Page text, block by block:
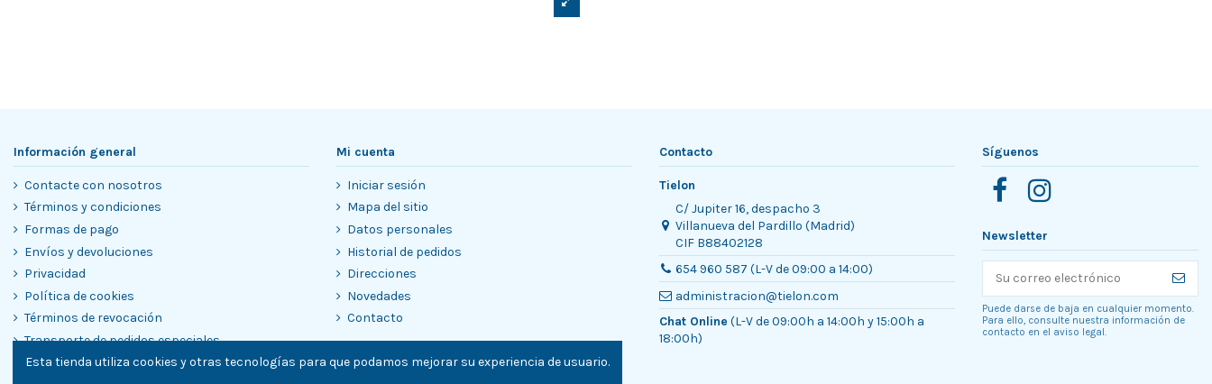
Información general
Contacte con nosotros
Términos y condiciones
Formas de pago
Envíos y devoluciones
Privacidad
Política de cookies
Términos de revocación
Transporte de pedidos especiales
Garantías
Mi cuenta
Iniciar sesión
Mapa del sitio
Datos personales
Historial de pedidos
Direcciones
Novedades
Contacto
Contacto
Tielon
C/ Jupiter 16, despacho 3
Villanueva del Pardillo (Madrid)
CIF B88402128
654 960 587 (L-V de 09:00 a 14:00)
administracion@tielon.com
Chat Online (L-V de 09:00h a 14:00h y 15:00h a
18:00h)
Síguenos
Newsletter
Puede darse de baja en cualquier momento.
Para ello, consulte nuestra información de
contacto en el aviso legal.
Esta tienda utiliza cookies y otras tecnologías para que podamos mejorar su experiencia de usuario.